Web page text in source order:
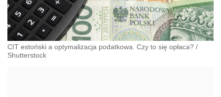
CIT estoński a optymalizacja podatkowa. Czy to się opłaca? /
Shutterstock